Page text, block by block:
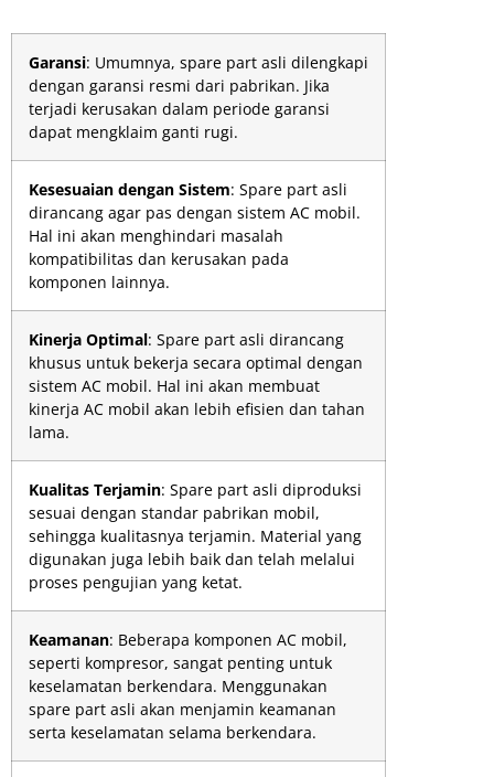
Garansi: Umumnya, spare part asli dilengkapi
dengan garansi resmi dari pabrikan. Jika
terjadi kerusakan dalam periode garansi
dapat mengklaim ganti rugi.
Kesesuaian dengan Sistem: Spare part asli
dirancang agar pas dengan sistem AC mobil.
Hal ini akan menghindari masalah
kompatibilitas dan kerusakan pada
komponen lainnya.
Kinerja Optimal: Spare part asli dirancang
khusus untuk bekerja secara optimal dengan
sistem AC mobil. Hal ini akan membuat
kinerja AC mobil akan lebih efisien dan tahan
lama.
Kualitas Terjamin: Spare part asli diproduksi
sesuai dengan standar pabrikan mobil,
sehingga kualitasnya terjamin. Material yang
digunakan juga lebih baik dan telah melalui
proses pengujian yang ketat.
Keamanan: Beberapa komponen AC mobil,
seperti kompresor, sangat penting untuk
keselamatan berkendara. Menggunakan
spare part asli akan menjamin keamanan
serta keselamatan selama berkendara.